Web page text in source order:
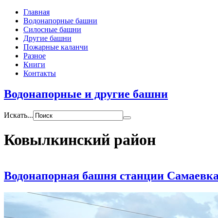
Главная
Водонапорные башни
Силосные башни
Другие башни
Пожарные каланчи
Разное
Книги
Контакты
Водонапорные и другие башни
Искать...
Ковылкинский район
Водонапорная башня станции